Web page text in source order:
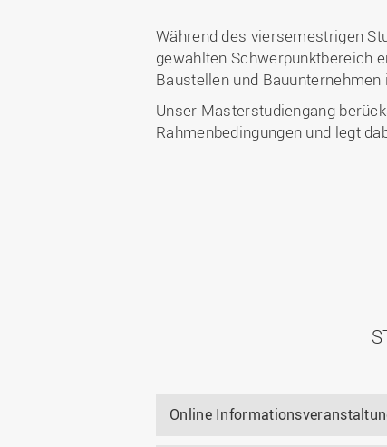
Während des viersemestrigen
gewählten Schwerpunktbereich
Baustellen und
Unser Masterstudiengang
Rahmenbedingungen und legt
Online